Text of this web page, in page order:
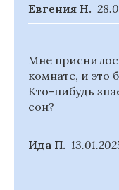
Евгения Н.
Мне
комнате, и это
Кто-нибудь
сон?
Ида П.